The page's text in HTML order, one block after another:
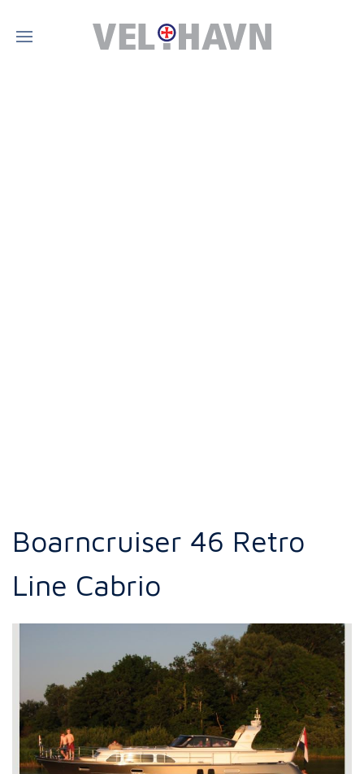
Boarncruiser 46 Retro
Line Cabrio